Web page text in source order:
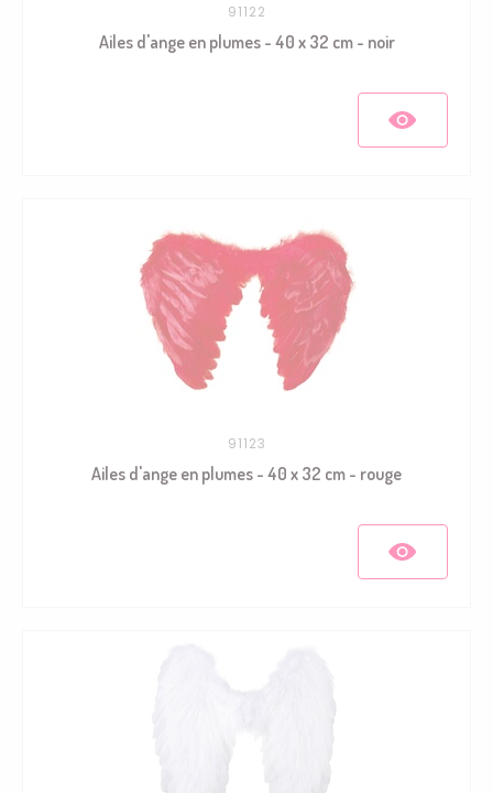
91122
Ailes d'ange en plumes - 40 x 32 cm - noir
91123
Ailes d'ange en plumes - 40 x 32 cm - rouge